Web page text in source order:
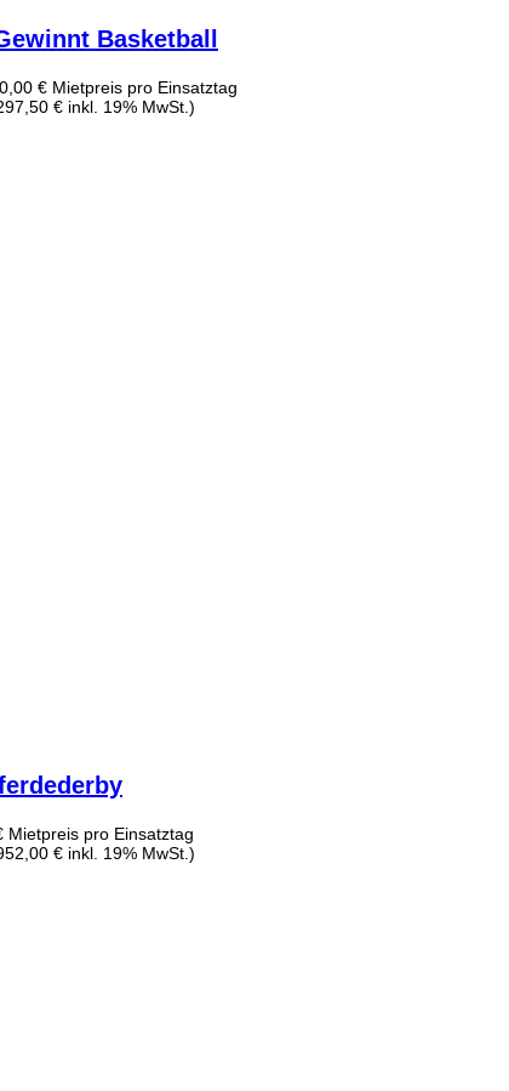
Basketball
€ Mietpreis pro Einsatztag
€ inkl. 19% MwSt.)
Mietpreis pro Einsatztag
€ inkl. 19% MwSt.)